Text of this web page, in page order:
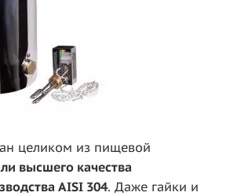
целиком из пищевой
высшего качества
AISI 304. Даже гайки и